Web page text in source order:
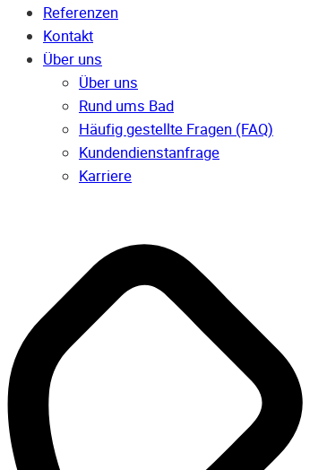
Referenzen
Kontakt
Über uns
Über uns
Rund ums Bad
Häufig gestellte Fragen (FAQ)
Kunden­dienst­anfrage
Karriere